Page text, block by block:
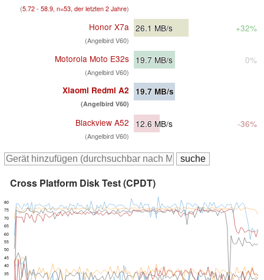
(5.72 - 58.9, n=53, der letzten 2 Jahre)
Honor X7a
(Angelbird V60)
26.1 MB/s +32%
Motorola Moto E32s
(Angelbird V60)
19.7 MB/s 0%
Xiaomi Redmi A2
(Angelbird V60)
19.7 MB/s
Blackview A52
(Angelbird V60)
12.6 MB/s -36%
Cross Platform Disk Test (CPDT)
35
40
45
50
55
60
65
70
75
80